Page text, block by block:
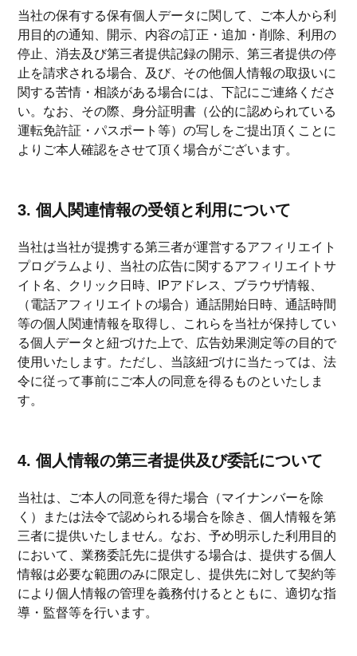
当社の保有する保有個人データに関して、ご本人から利
用目的の通知、開示、内容の訂正・追加・削除、利用の
停止、消去及び第三者提供記録の開示、第三者提供の停
止を請求される場合、及び、その他個人情報の取扱いに
関する苦情・相談がある場合には、下記にご連絡くださ
い。なお、その際、身分証明書（公的に認められている
運転免許証・パスポート等）の写しをご提出頂くことに
よりご本人確認をさせて頂く場合がございます。
3. 個人関連情報の受領と利用について
当社は当社が提携する第三者が運営するアフィリエイト
プログラムより、当社の広告に関するアフィリエイトサ
イト名、クリック日時、IPアドレス、ブラウザ情報、
（電話アフィリエイトの場合）通話開始日時、通話時間
等の個人関連情報を取得し、これらを当社が保持してい
る個人データと紐づけた上で、広告効果測定等の目的で
使用いたします。ただし、当該紐づけに当たっては、法
令に従って事前にご本人の同意を得るものといたしま
す。
4. 個人情報の第三者提供及び委託について
当社は、ご本人の同意を得た場合（マイナンバーを除
く）または法令で認められる場合を除き、個人情報を第
三者に提供いたしません。なお、予め明示した利用目的
において、業務委託先に提供する場合は、提供する個人
情報は必要な範囲のみに限定し、提供先に対して契約等
により個人情報の管理を義務付けるとともに、適切な指
導・監督等を行います。